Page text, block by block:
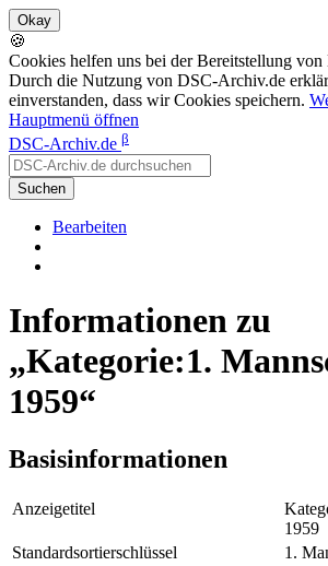
🍪
Cookies helfen uns bei der Bereitstellung
Durch die Nutzung von DSC-Archiv.de
einverstanden, dass wir Cookies speichern.
Hauptmenü öffnen
DSC-Archiv.de β
Suchen
Bearbeiten
Informationen zu
„Kategorie:1.
1959“
Basisinformationen
Anzeigetitel
1959
Standardsortierschlüssel
1.